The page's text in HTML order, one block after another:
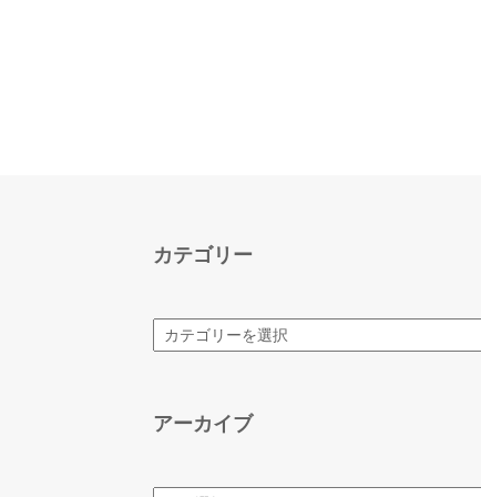
カテゴリー
カ
テ
アーカイブ
ア